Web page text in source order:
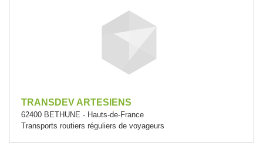
TRANSDEV ARTESIENS
62400 BETHUNE - Hauts-de-France
Transports routiers réguliers de voyageurs